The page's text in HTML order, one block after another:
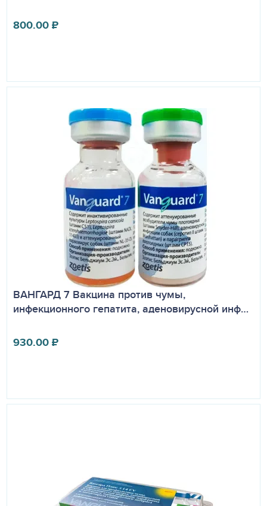
800.00₽
ВАНГАРД 7 Вакцина против чумы,
инфекционного гепатита, аденовирусной инф…
930.00₽